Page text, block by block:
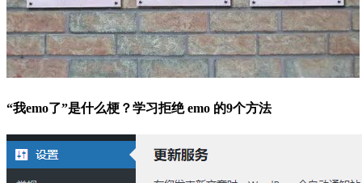
“我emo了”是什么梗？学习拒绝 emo 的9个方法